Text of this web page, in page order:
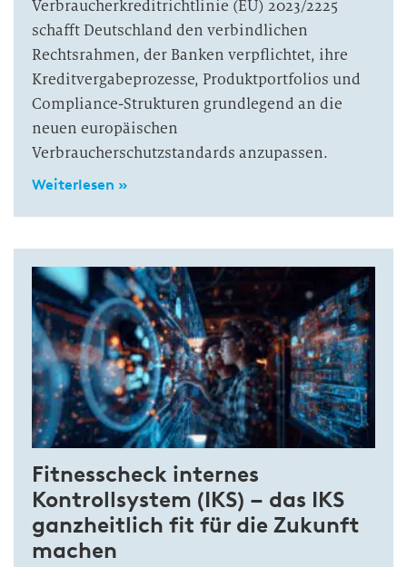
Verbraucherkreditrichtlinie (EU) 2023/2225
schafft Deutschland den verbindlichen
Rechtsrahmen, der Banken verpflichtet, ihre
Kreditvergabeprozesse, Produktportfolios und
Compliance-Strukturen grundlegend an die
neuen europäischen
Verbraucherschutzstandards anzupassen.
Weiterlesen »
Fitnesscheck internes
Kontrollsystem (IKS) – das IKS
ganzheitlich fit für die Zukunft
machen